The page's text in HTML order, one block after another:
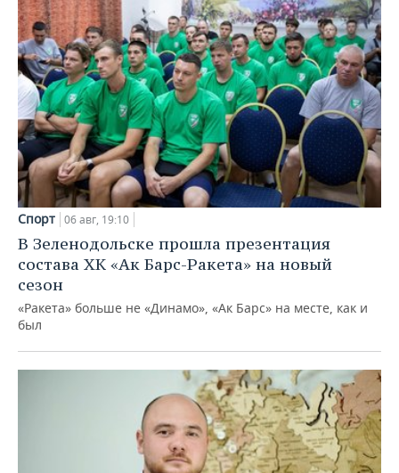
Спорт 06 авг, 19:10
В Зеленодольске прошла презентация
состава ХК «Ак Барс-Ракета» на новый
сезон
«Ракета» больше не «Динамо», «Ак Барс» на месте, как и
был